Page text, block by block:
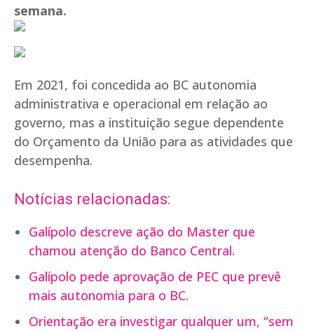
semana.
Em 2021, foi concedida ao BC autonomia
administrativa e operacional em relação ao
governo, mas a instituição segue dependente
do Orçamento da União para as atividades que
desempenha.
Notícias relacionadas:
Galípolo descreve ação do Master que
chamou atenção do Banco Central.
Galípolo pede aprovação de PEC que prevê
mais autonomia para o BC.
Orientação era investigar qualquer um, “sem